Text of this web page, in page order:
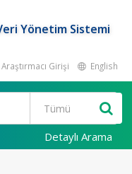
Yönetim Sistemi
Araştırmacı Girişi English
Detaylı Arama